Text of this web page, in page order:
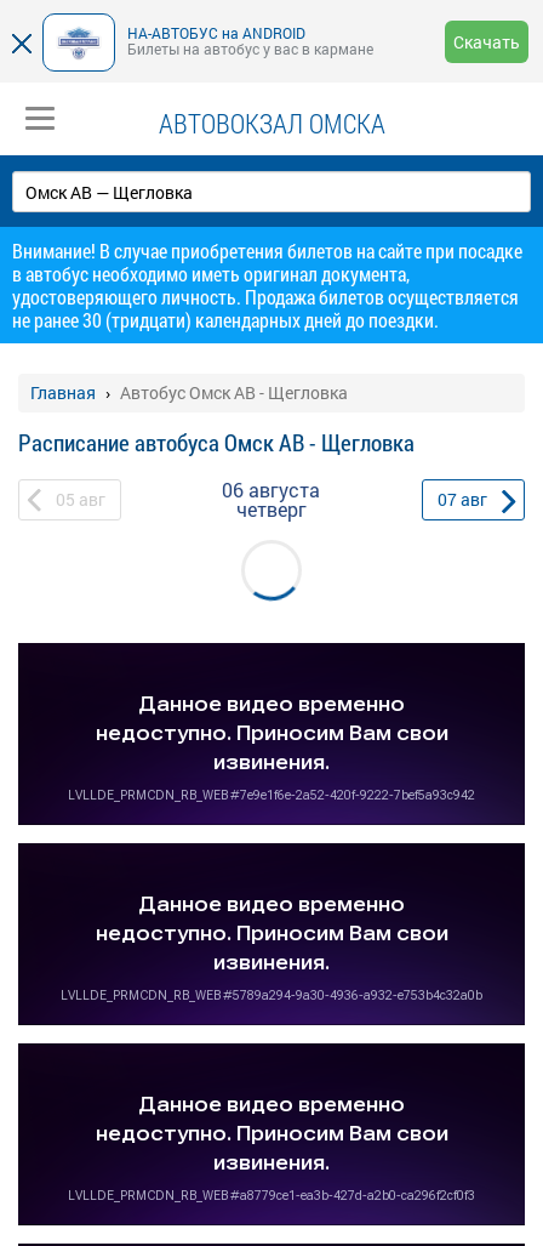
НА-АВТОБУС на ANDROID
Билеты на автобус у вас в кармане
Скачать
АВТОВОКЗАЛ ОМСКА
Внимание! В случае приобретения билетов на сайте при посадке
в автобус необходимо иметь оригинал документа,
удостоверяющего личность. Продажа билетов осуществляется
не ранее 30 (тридцати) календарных дней до поездки.
Главная Автобус Омск АВ - Щегловка
Расписание автобуса Омск АВ - Щегловка
05 авг 06 августа
четверг 07авг